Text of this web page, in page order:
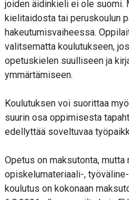
joiden äidinkieli ei ole suomi.
kielitaidosta tai peruskoulun
hakeutumisvaiheessa.
valitsematta koulutukseen,
opetuskielen suulliseen ja
ymmärtämiseen.
Koulutuksen voi suorittaa
suurin osa oppimisesta
edellyttää soveltuvaa
Opetus on maksutonta,
opiskelumateriaali-,
koulutus on kokonaan